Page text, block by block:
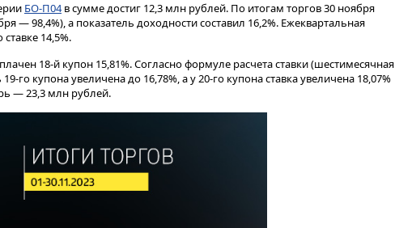
БО-П04в сумме достиг 12,3 млн рублей. По итогам торгов 30 ноября
— 98,4%), а показатель доходности составил 16,2%. Ежеквартальная
14,5%.
18-й купон 15,81%. Согласно формуле расчета ставки (шестимесячная
го купона увеличена до 16,78%, а у 20-го купона ставка увеличена 18,07%
— 23,3 млн рублей.